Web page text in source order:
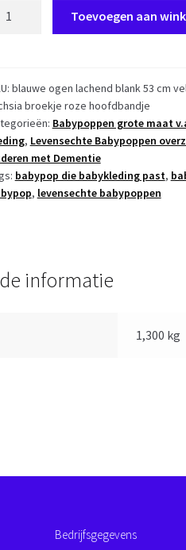
Toevoegen aan
blauwe ogen lachend blank 53 cm
broekje roze hoofdbandje
Babypoppen grote maat
, Levensechte Babypoppen
met Dementie
babypop die babykleding past,
, levensechte babypoppen
informatie
1,300 kg
Bedrijfsgegevens